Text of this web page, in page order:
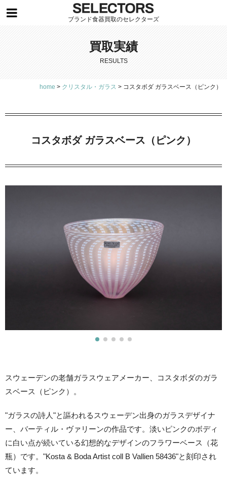
ブランド食器買取のセレクターズ
買取実績
RESULTS
home > クリスタル・ガラス > コスタボダ ガラスベース（ピンク）
コスタボダ ガラスベース（ピンク）
スウェーデンの老舗ガラスウェアメーカー、コスタボダのガラ
スベース（ピンク）。
"ガラスの詩人"と謳われるスウェーデン出身のガラスデザイナ
ー、バーティル・ヴァリーンの作品です。淡いピンクのボディ
に白い点が続いている幻想的なデザインのフラワーベース（花
瓶）です。"Kosta & Boda Artist coll B Vallien 58436"と刻印され
ています。